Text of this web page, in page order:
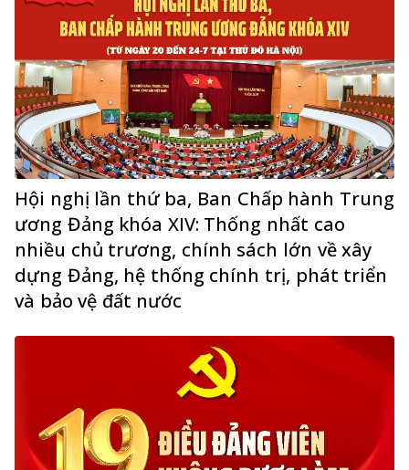
Hội nghị lần thứ ba, Ban Chấp hành Trung
ương Đảng khóa XIV: Thống nhất cao
nhiều chủ trương, chính sách lớn về xây
dựng Đảng, hệ thống chính trị, phát triển
và bảo vệ đất nước